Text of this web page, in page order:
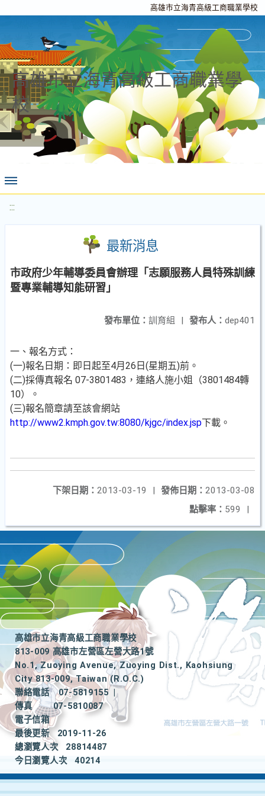
高雄市立海青高級工商職業學校
高雄市立海青高級工商職業學
校
:::
最新消息
市政府少年輔導委員會辦理「志願服務人員特殊訓練
暨專業輔導知能研習」
發布人： dep401
發布單位： 訓育組 |
一、報名方式：
(一)報名日期：即日起至4月26日(星期五)前。
(二)採傳真報名 07-3801483，連絡人施小姐（3801484轉
10）。
(三)報名簡章請至該會網站
http://www2.kmph.gov.tw:8080/kjgc/index.jsp下載。
發佈日期： 2013-03-08
下架日期： 2013-03-19
|
點擊率： 599 |
高雄市立海青高級工商職業學校
813-009 高雄市左營區左營大路1號
No.1, Zuoying Avenue, Zuoying Dist., Kaohsiung
City 813-009, Taiwan (R.O.C.)
聯絡電話
07-5819155
|
傳真
07-5810087
電子信箱
最後更新
2019-11-26
總瀏覽人次
28814487
今日瀏覽人次
40214